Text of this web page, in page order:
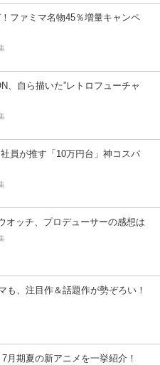
ファミマ名物45％増量キャンペ
、自ら描いた”レトロフューチャ
社員が推す「10万円台」神コスパ
オッチ、プロデューサーの感想は
も、注目作＆話題作が勢ぞろい！
7月期夏の新アニメを一挙紹介！